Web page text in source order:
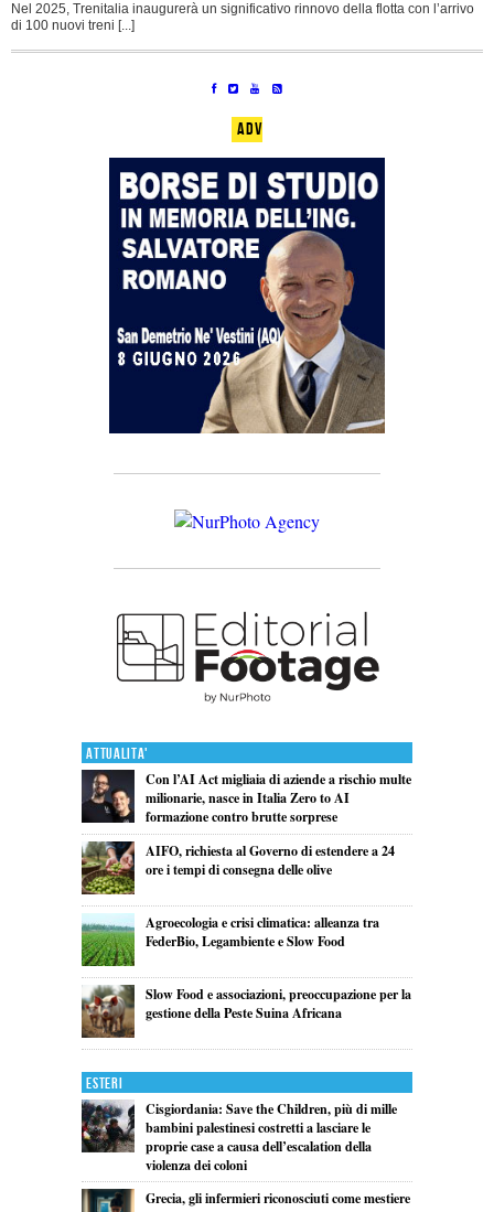
Nel 2025, Trenitalia inaugurerà un significativo rinnovo della flotta con l’arrivo
di 100 nuovi treni [...]
ADV
Attualita'
Con l’AI Act migliaia di aziende a rischio multe
milionarie, nasce in Italia Zero to AI
formazione contro brutte sorprese
AIFO, richiesta al Governo di estendere a 24
ore i tempi di consegna delle olive
Agroecologia e crisi climatica: alleanza tra
FederBio, Legambiente e Slow Food
Slow Food e associazioni, preoccupazione per la
gestione della Peste Suina Africana
Esteri
Cisgiordania: Save the Children, più di mille
bambini palestinesi costretti a lasciare le
proprie case a causa dell’escalation della
violenza dei coloni
Grecia, gli infermieri riconosciuti come mestiere